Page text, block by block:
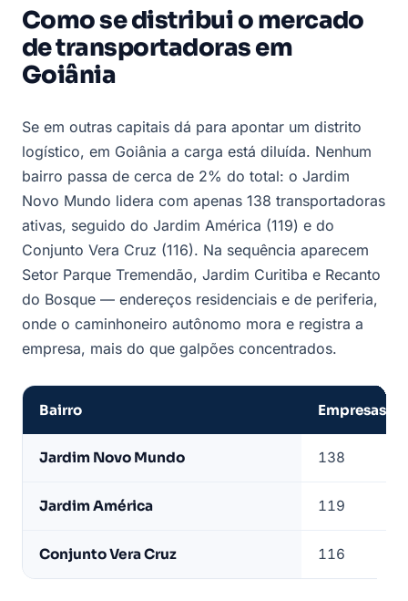
Como se distribui o mercado
de transportadoras em
Goiânia
Se em outras capitais dá para apontar um distrito
logístico, em Goiânia a carga está diluída. Nenhum
bairro passa de cerca de 2% do total: o Jardim
Novo Mundo lidera com apenas 138 transportadoras
ativas, seguido do Jardim América (119) e do
Conjunto Vera Cruz (116). Na sequência aparecem
Setor Parque Tremendão, Jardim Curitiba e Recanto
do Bosque — endereços residenciais e de periferia,
onde o caminhoneiro autônomo mora e registra a
empresa, mais do que galpões concentrados.
com
transportadoras
em
Bairro Empresas
Jardim Novo Mundo 138
Jardim América 119
Conjunto Vera Cruz 116